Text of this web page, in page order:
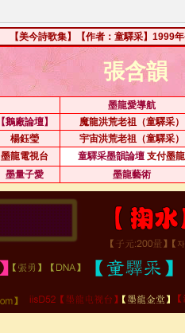
【美今詩歌集】【作者：童驛采】1999
張含韻
墨龍愛導航
【鵝廠論壇】 魔龍洪荒老祖（童驛采）
楊鈺瑩 宇宙洪荒老祖（童驛采）
墨龍電視台 童驛采墨韻論壇 支付墨龍
墨量子愛 墨龍藝術